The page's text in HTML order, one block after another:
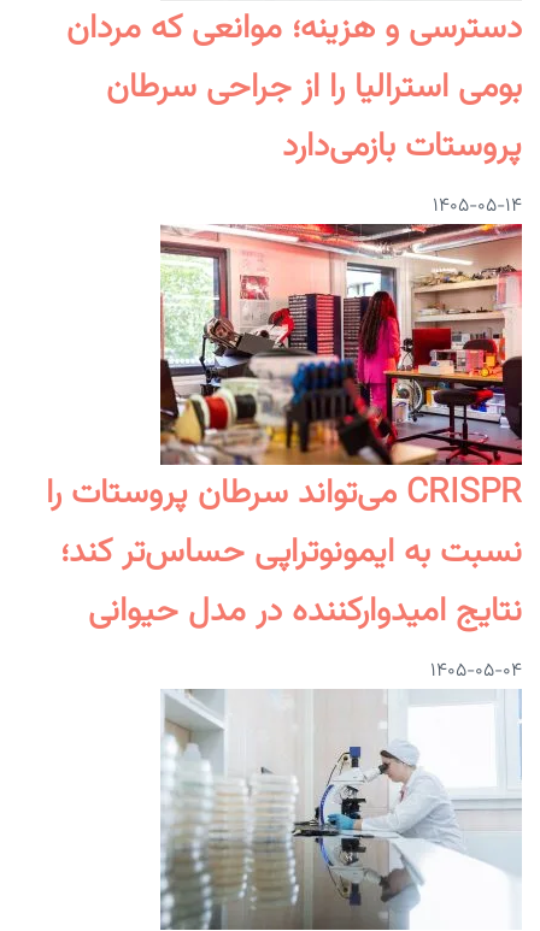
دسترسی و هزینه؛ موانعی که مردان
بومی استرالیا را از جراحی سرطان
پروستات بازمی‌دارد
۱۴۰۵-۰۵-۱۴
CRISPR می‌تواند سرطان پروستات را
نسبت به ایمونوتراپی حساس‌تر کند؛
نتایج امیدوارکننده در مدل حیوانی
۱۴۰۵-۰۵-۰۴